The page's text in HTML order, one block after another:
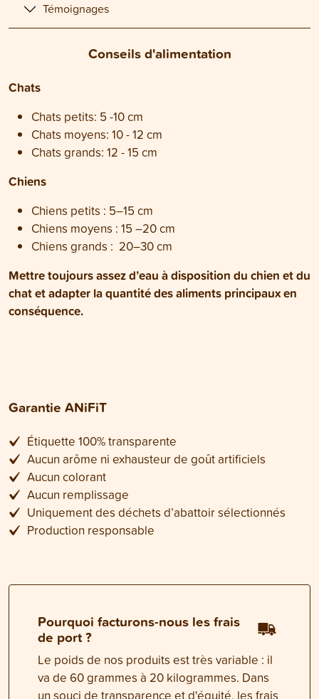
Témoignages
Conseils d'alimentation
Chats
Chats petits: 5 -10 cm
Chats moyens: 10 - 12 cm
Chats grands: 12 - 15 cm
Chiens
Chiens petits : 5–15 cm
Chiens moyens : 15 –20 cm
Chiens grands : 20–30 cm
Mettre toujours assez d’eau à disposition du chien et du
chat et adapter la quantité des aliments principaux en
conséquence.
Garantie ANiFiT
Étiquette 100% transparente
Aucun arôme ni exhausteur de goût artificiels
Aucun colorant
Aucun remplissage
Uniquement des déchets d’abattoir sélectionnés
Production responsable
Pourquoi facturons-nous les frais
de port ?
Le poids de nos produits est très variable : il
va de 60 grammes à 20 kilogrammes. Dans
un souci de transparence et d'équité, les frais